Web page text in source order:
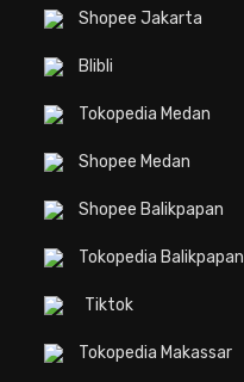
Shopee Jakarta
Blibli
Tokopedia Medan
Shopee Medan
Shopee Balikpapan
Tokopedia Balikpapan
Tiktok
Tokopedia Makassar